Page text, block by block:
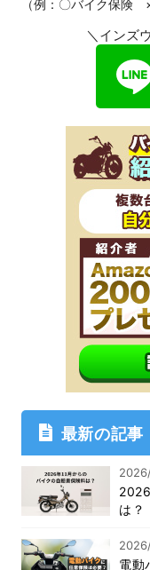
（例：〇バイク保険
＼インズ
最新の記事
は？
電動